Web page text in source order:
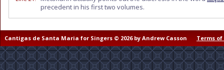
precedent in his first two volumes.
Cantigas de Santa Maria for Singers © 2026 by Andrew Casson Terms of